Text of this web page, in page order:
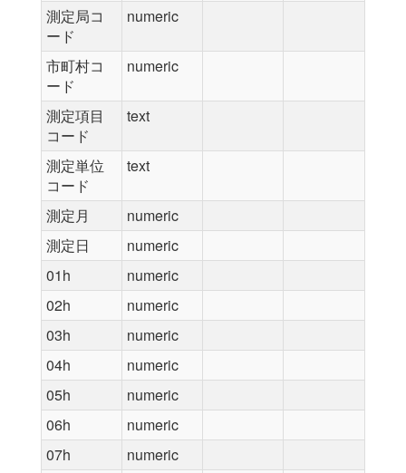
測定局コ
ード
numeric
市町村コ
ード
numeric
測定項目
コード
text
測定単位
コード
text
測定月
numeric
測定日
numeric
01h
numeric
02h
numeric
03h
numeric
04h
numeric
05h
numeric
06h
numeric
07h
numeric